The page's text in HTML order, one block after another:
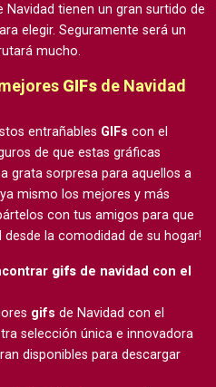
Navidad tienen un gran surtido de
elegir. Seguramente será un
mucho.
GIFs de Navidad
entrañables GIFs con el
de que estas gráficas
grata sorpresa para aquellos a
mismo los mejores y más
con tus amigos para que
la comodidad de su hogar!
gifs de navidad con el
gifs de Navidad con el
selección única e innovadora
disponibles para descargar